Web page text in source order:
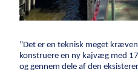
Energi
Vind
Kraftvarme
”Det er en teknisk meget
konstruere en ny kajvæg med
og gennem dele af den